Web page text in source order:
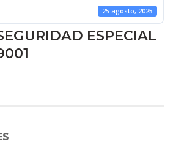
25 agosto, 2025
ESPECIAL